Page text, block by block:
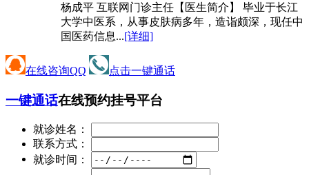
杨成平 互联网门诊主任【医生简介】 毕业于长江
大学中医系，从事皮肤病多年，造诣颇深，现任中
国医药信息...[详细]
在线咨询QQ 点击一键通话
一键通话在线预约挂号平台
就诊姓名：
联系方式：
就诊时间：